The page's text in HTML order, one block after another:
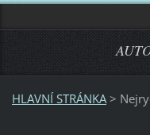
HLAVNÍ STRÁNKA >